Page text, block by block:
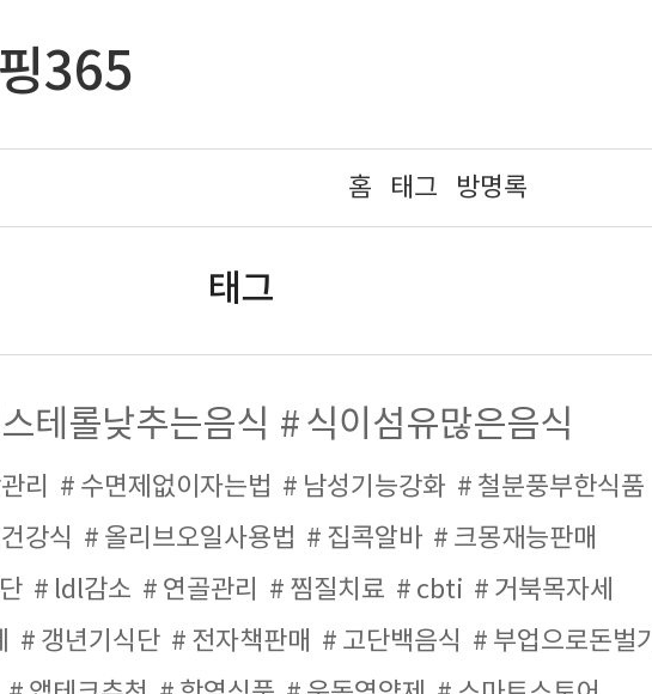
365
홈 태그 방명록
태그
테롤낮추는음식 식이섬유많은음식
리 수면제없이자는법 남성기능강화
철분풍부한식품
강식
올리브오일사용법 집콕알바
크몽재능판매
ldl감소 연골관리 찜질치료 cbti
거북목자세
갱년기식단 전자책판매 고단백음식
부업으로돈벌기